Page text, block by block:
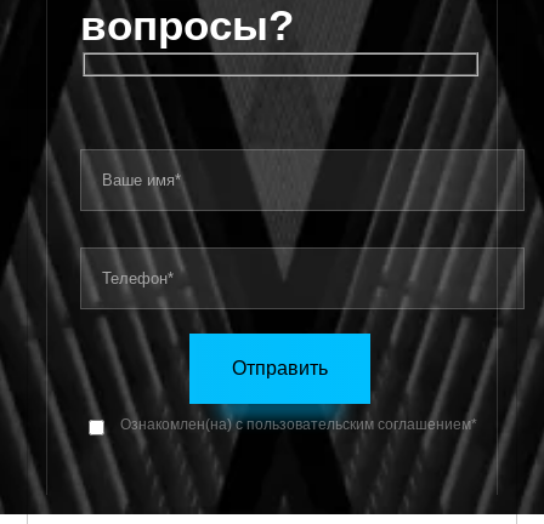
вопросы?
Ознакомлен(на) с пользовательским соглашением*